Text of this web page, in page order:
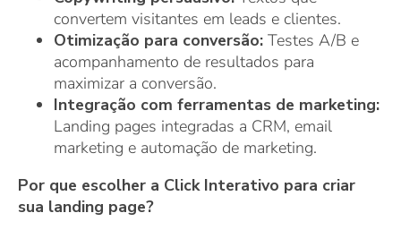
convertem visitantes em leads e clientes.
Otimização para conversão: Testes A/B e
acompanhamento de resultados para
maximizar a conversão.
Integração com ferramentas de marketing:
Landing pages integradas a CRM, email
marketing e automação de marketing.
Por que escolher a Click Interativo para criar
sua landing page?